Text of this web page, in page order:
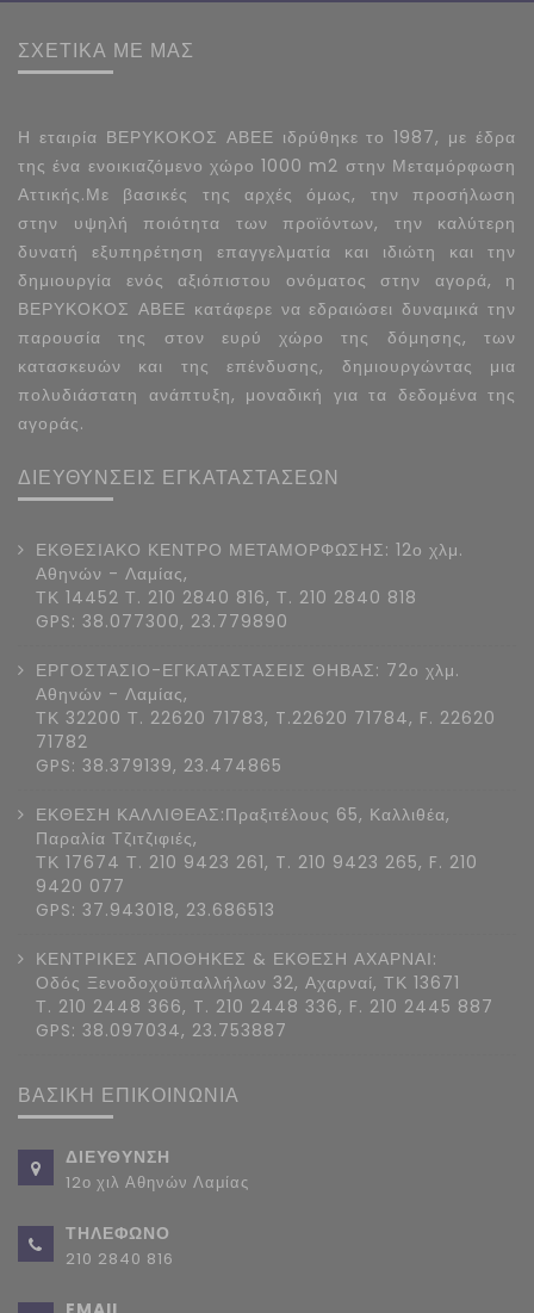
ΣΧΕΤΙΚΑ ΜΕ ΜΑΣ
Η εταιρία ΒΕΡΥΚΟΚΟΣ ΑΒΕΕ ιδρύθηκε το 1987, με έδρα
της ένα ενοικιαζόμενο χώρο 1000 m2 στην Μεταμόρφωση
Αττικής.Με βασικές της αρχές όμως, την προσήλωση
στην υψηλή ποιότητα των προϊόντων, την καλύτερη
δυνατή εξυπηρέτηση επαγγελματία και ιδιώτη και την
δημιουργία ενός αξιόπιστου ονόματος στην αγορά, η
ΒΕΡΥΚΟΚΟΣ ΑΒΕΕ κατάφερε να εδραιώσει δυναμικά την
παρουσία της στον ευρύ χώρο της δόμησης, των
κατασκευών και της επένδυσης, δημιουργώντας μια
πολυδιάστατη ανάπτυξη, μοναδική για τα δεδομένα της
αγοράς.
ΔΙΕΥΘΥΝΣΕΙΣ ΕΓΚΑΤΑΣΤΑΣΕΩΝ
ΕΚΘΕΣΙΑΚΟ ΚΕΝΤΡΟ ΜΕΤΑΜΟΡΦΩΣΗΣ: 12ο χλμ.
Αθηνών - Λαμίας,
ΤΚ 14452 Τ. 210 2840 816, Τ. 210 2840 818
GPS: 38.077300, 23.779890
ΕΡΓΟΣΤΑΣΙΟ-ΕΓΚΑΤΑΣΤΑΣΕΙΣ ΘΗΒΑΣ: 72ο χλμ.
Αθηνών - Λαμίας,
ΤΚ 32200 Τ. 22620 71783, T.22620 71784, F. 22620
71782
GPS: 38.379139, 23.474865
ΕΚΘΕΣΗ ΚΑΛΛΙΘΕΑΣ:Πραξιτέλους 65, Καλλιθέα,
Παραλία Τζιτζιφιές,
ΤΚ 17674 Τ. 210 9423 261, T. 210 9423 265, F. 210
9420 077
GPS: 37.943018, 23.686513
ΚΕΝΤΡΙΚΕΣ ΑΠΟΘΗΚΕΣ & ΕΚΘΕΣΗ ΑΧΑΡΝΑΙ:
Οδός Ξενοδοχοϋπαλλήλων 32, Αχαρναί, ΤΚ 13671
Τ. 210 2448 366, T. 210 2448 336, F. 210 2445 887
GPS: 38.097034, 23.753887
ΒΑΣΙΚΗ ΕΠΙΚΟΙΝΩΝΙΑ
ΔΙΕΥΘΥΝΣΗ
12ο χιλ Αθηνών Λαμίας
ΤΗΛΕΦΩΝΟ
210 2840 816